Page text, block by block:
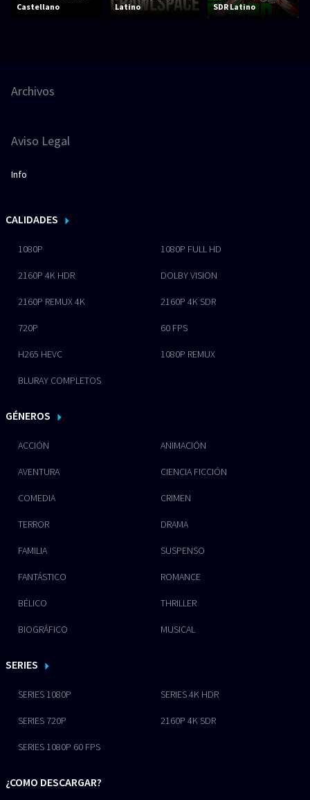
Castellano
Latino
SDR Latino
Archivos
Aviso Legal
Info
CALIDADES
1080P 1080P FULL HD
2160P 4K HDR DOLBY VISION
2160P REMUX 4K 2160P 4K SDR
720P 60 FPS
H265 HEVC 1080P REMUX
BLURAY COMPLETOS
GÉNEROS
ACCIÓN ANIMACIÓN
AVENTURA CIENCIA FICCIÓN
COMEDIA CRIMEN
TERROR DRAMA
FAMILIA SUSPENSO
FANTÁSTICO ROMANCE
BÉLICO THRILLER
BIOGRÁFICO MUSICAL
SERIES
SERIES 1080P SERIES 4K HDR
SERIES 720P 2160P 4K SDR
SERIES 1080P 60 FPS
¿COMO DESCARGAR?